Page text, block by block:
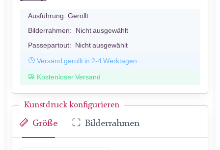
Ausführung: Gerollt
Bilderrahmen: Nicht ausgewählt
Passepartout: Nicht ausgewählt
Versand gerollt in 2-4 Werktagen
Kostenloser Versand
Kunstdruck konfigurieren
Größe Bilderrahmen